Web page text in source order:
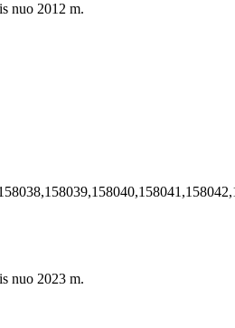
nuo 2012 m.
nuo 2023 m.